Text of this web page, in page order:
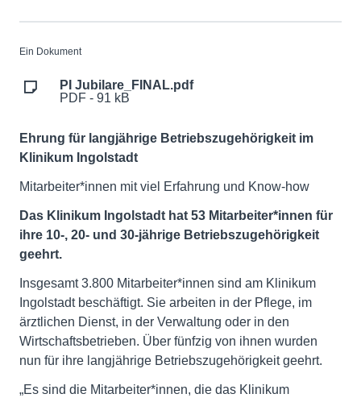
Ein Dokument
PI Jubilare_FINAL.pdf
PDF - 91 kB
Ehrung für langjährige Betriebszugehörigkeit im
Klinikum Ingolstadt
Mitarbeiter*innen mit viel Erfahrung und Know-how
Das Klinikum Ingolstadt hat 53 Mitarbeiter*innen für
ihre 10-, 20- und 30-jährige Betriebszugehörigkeit
geehrt.
Insgesamt 3.800 Mitarbeiter*innen sind am Klinikum
Ingolstadt beschäftigt. Sie arbeiten in der Pflege, im
ärztlichen Dienst, in der Verwaltung oder in den
Wirtschaftsbetrieben. Über fünfzig von ihnen wurden
nun für ihre langjährige Betriebszugehörigkeit geehrt.
„Es sind die Mitarbeiter*innen, die das Klinikum